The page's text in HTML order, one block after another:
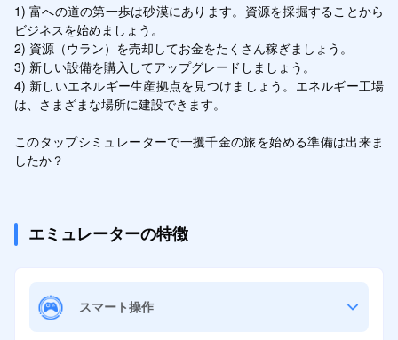
1) 富への道の第一歩は砂漠にあります。資源を採掘することから
ビジネスを始めましょう。
2) 資源（ウラン）を売却してお金をたくさん稼ぎましょう。
3) 新しい設備を購入してアップグレードしましょう。
4) 新しいエネルギー生産拠点を見つけましょう。エネルギー工場
は、さまざまな場所に建設できます。
このタップシミュレーターで一攫千金の旅を始める準備は出来ま
したか？
エミュレーターの特徴
スマート操作